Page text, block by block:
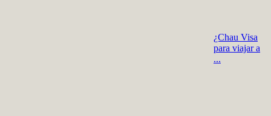
¿Chau Visa
para viajar a
...